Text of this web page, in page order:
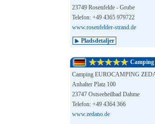
23749 Rosenfelde - Grube
Telefon: +49 4365 979722
www.rosenfelder-strand.de
Pladsdetaljer
Camping EUROCAMPING
Anhalter Platz 100
23747 Ostseeheilbad Dahme
Telefon: +49 4364 366
www.zedano.de